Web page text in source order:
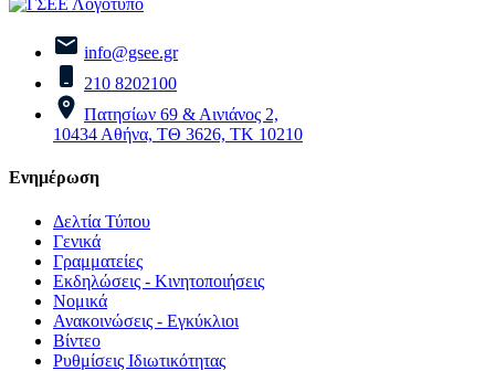
info@gsee.gr
210 8202100
Πατησίων 69 & Αινιάνος 2,
10434 Αθήνα, ΤΘ 3626, ΤΚ 10210
Ενημέρωση
Δελτία Τύπου
Γενικά
Γραμματείες
Εκδηλώσεις - Κινητοποιήσεις
Νομικά
Ανακοινώσεις - Εγκύκλιοι
Βίντεο
Ρυθμίσεις Ιδιωτικότητας